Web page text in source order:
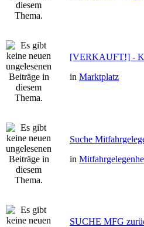
[VERKAUFT!] -
in Marktplatz
Suche
in
SUCHE MFG